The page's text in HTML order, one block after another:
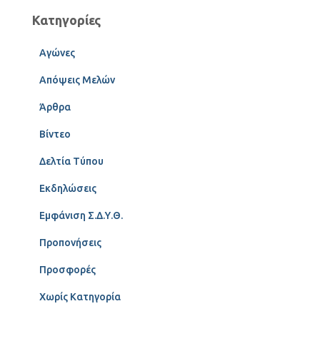
Κατηγορίες
Αγώνες
Απόψεις Μελών
Άρθρα
Βίντεο
Δελτία Τύπου
Εκδηλώσεις
Εμφάνιση Σ.Δ.Υ.Θ.
Προπονήσεις
Προσφορές
Χωρίς Κατηγορία